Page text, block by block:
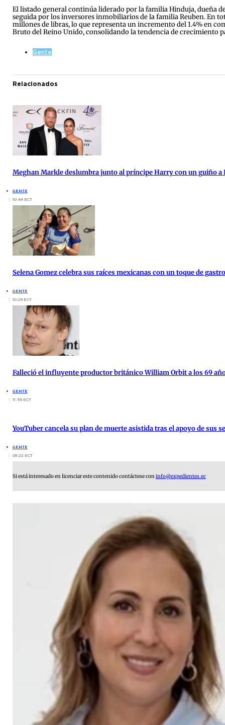
El listado general continúa liderado por la familia Hinduja, dueña
seguida por los inversores inmobiliarios de la familia Reuben. En
millones de libras, lo que representa un incremento del 1.4% en
Bruto del Reino Unido, consolidando la tendencia de crecimiento
Gente
Relacionados
Meghan Markle deslumbra junto al príncipe Harry con un guiño a
GENTE
10:44 ECT
Selena Gomez celebra sus raíces mexicanas con un toque de
GENTE
10:29 ECT
Falleció el influyente productor británico William Orbit a los 69
GENTE
11:55 ECT
YouTuber cancela su plan de muerte asistida tras el apoyo de sus
GENTE
09:22 ECT
Si está interesado en licenciar este contenido contáctese coninfo@expedientes.ec